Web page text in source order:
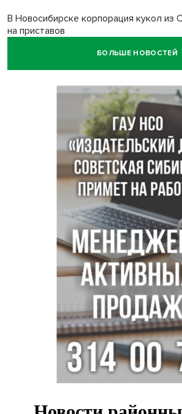
В Новосибирске корпорация кукол
на приставов
БОЛЬШЕ НОВОСТЕЙ